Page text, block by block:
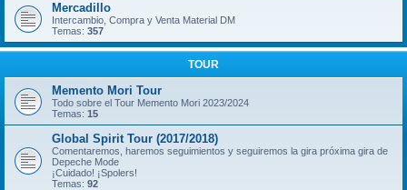
Mercadillo
Intercambio, Compra y Venta Material DM
Temas: 357
TOUR
Memento Mori Tour
Todo sobre el Tour Memento Mori 2023/2024
Temas: 15
Global Spirit Tour (2017/2018)
Comentaremos, haremos seguimientos y seguiremos la gira próxima gira de
Depeche Mode
¡Cuidado! ¡Spolers!
Temas: 92